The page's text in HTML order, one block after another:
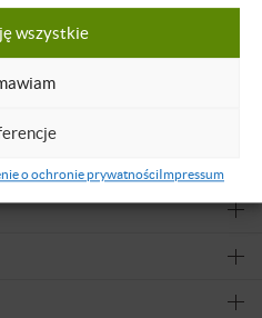
wszystkie
o ochronie prywatnościImpressum